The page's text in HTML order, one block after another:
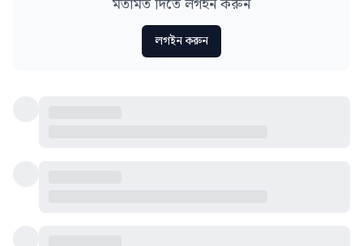
লগইন করুন